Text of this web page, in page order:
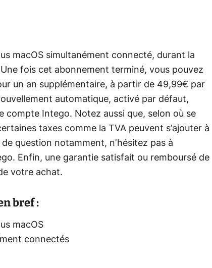
macOS simultanément connecté, durant la
fois cet abonnement terminé, vous pouvez
un an supplémentaire, à partir de 49,99€ par
automatique, activé par défaut,
compte Intego. Notez aussi que, selon où se
taxes comme la TVA peuvent s’ajouter à
question notamment, n’hésitez pas à
Enfin, une garantie satisfait ou remboursé de
votre achat.
bref :
macOS
connectés